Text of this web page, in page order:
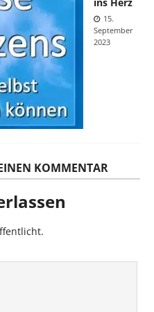
15.
September
2023
KOMMENTAR